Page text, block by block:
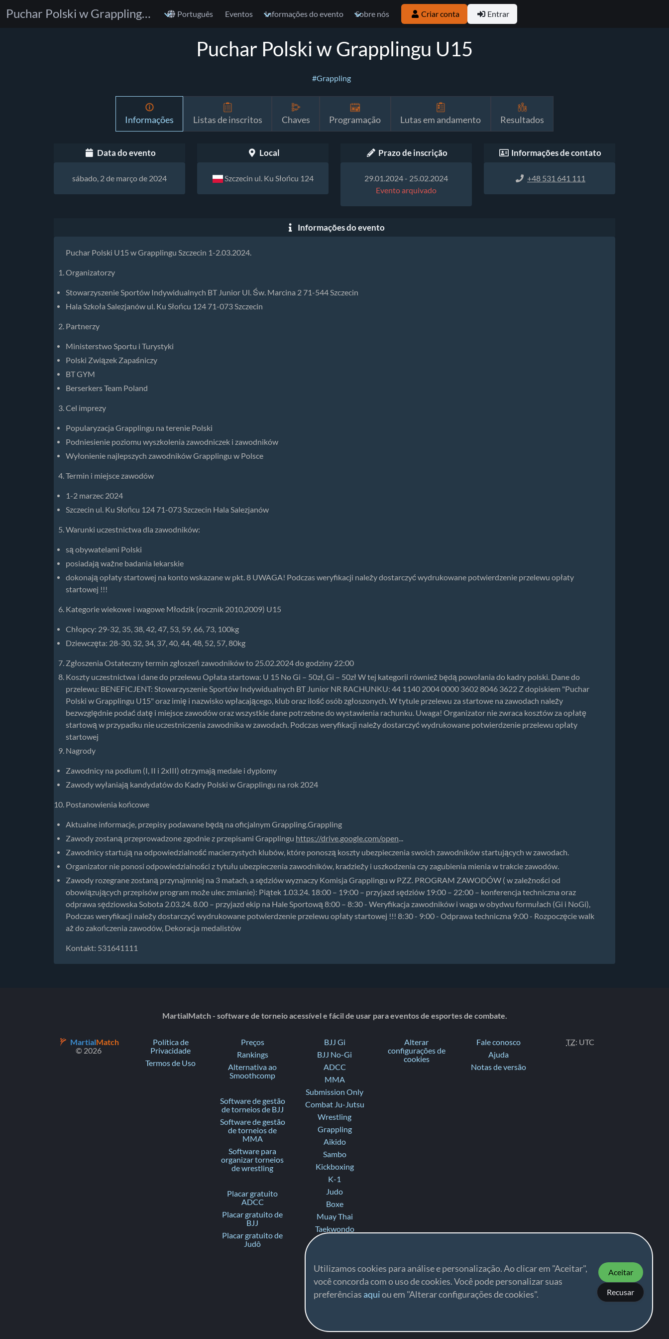
Puchar Polski w Grapplingu U15 Português Eventos Informações do evento Sobre nós Criar conta Entrar
Puchar Polski w Grapplingu U15
#Grappling
Informações Listas de inscritos Chaves Programação Lutas em andamento Resultados
Data do evento
sábado, 2 de março de 2024
Local
Szczecin ul. Ku Słońcu 124
Prazo de inscrição
29.01.2024 - 25.02.2024
Evento arquivado
Informações de contato
+48 531 641 111
Informações do evento
Puchar Polski U15 w Grapplingu Szczecin 1-2.03.2024.
Organizatorzy
Stowarzyszenie Sportów Indywidualnych BT Junior Ul. Św. Marcina 2 71-544 Szczecin
Hala Szkoła Salezjanów ul. Ku Słońcu 124 71-073 Szczecin
Partnerzy
Ministerstwo Sportu i Turystyki
Polski Związek Zapaśniczy
BT GYM
Berserkers Team Poland
Cel imprezy
Popularyzacja Grapplingu na terenie Polski
Podniesienie poziomu wyszkolenia zawodniczek i zawodników
Wyłonienie najlepszych zawodników Grapplingu w Polsce
Termin i miejsce zawodów
1-2 marzec 2024
Szczecin ul. Ku Słońcu 124 71-073 Szczecin Hala Salezjanów
Warunki uczestnictwa dla zawodników:
są obywatelami Polski
posiadają ważne badania lekarskie
dokonają opłaty startowej na konto wskazane w pkt. 8 UWAGA! Podczas weryfikacji należy dostarczyć wydrukowane potwierdzenie przelewu opłaty
startowej !!!
Kategorie wiekowe i wagowe Młodzik (rocznik 2010,2009) U15
Chłopcy: 29-32, 35, 38, 42, 47, 53, 59, 66, 73, 100kg
Dziewczęta: 28-30, 32, 34, 37, 40, 44, 48, 52, 57, 80kg
Zgłoszenia Ostateczny termin zgłoszeń zawodników to 25.02.2024 do godziny 22:00
Koszty uczestnictwa i dane do przelewu Opłata startowa: U 15 No Gi – 50zł, Gi – 50zł W tej kategorii również będą powołania do kadry polski. Dane do
przelewu: BENEFICJENT: Stowarzyszenie Sportów Indywidualnych BT Junior NR RACHUNKU: 44 1140 2004 0000 3602 8046 3622 Z dopiskiem "Puchar
Polski w Grapplingu U15" oraz imię i nazwisko wpłacającego, klub oraz ilość osób zgłoszonych. W tytule przelewu za startowe na zawodach należy
bezwzględnie podać datę i miejsce zawodów oraz wszystkie dane potrzebne do wystawienia rachunku. Uwaga! Organizator nie zwraca kosztów za opłatę
startową w przypadku nie uczestniczenia zawodnika w zawodach. Podczas weryfikacji należy dostarczyć wydrukowane potwierdzenie przelewu opłaty
startowej
Nagrody
Zawodnicy na podium (I, II i 2xIII) otrzymają medale i dyplomy
Zawody wyłaniają kandydatów do Kadry Polski w Grapplingu na rok 2024
Postanowienia końcowe
Aktualne informacje, przepisy podawane będą na oficjalnym Grappling.Grappling
Zawody zostaną przeprowadzone zgodnie z przepisami Grapplingu https://drive.google.com/open...
Zawodnicy startują na odpowiedzialność macierzystych klubów, które ponoszą koszty ubezpieczenia swoich zawodników startujących w zawodach.
Organizator nie ponosi odpowiedzialności z tytułu ubezpieczenia zawodników, kradzieży i uszkodzenia czy zagubienia mienia w trakcie zawodów.
Zawody rozegrane zostaną przynajmniej na 3 matach, a sędziów wyznaczy Komisja Grapplingu w PZZ. PROGRAM ZAWODÓW ( w zależności od
obowiązujących przepisów program może ulec zmianie): Piątek 1.03.24. 18:00 – 19:00 – przyjazd sędziów 19:00 – 22:00 – konferencja techniczna oraz
odprawa sędziowska Sobota 2.03.24. 8.00 – przyjazd ekip na Hale Sportową 8:00 – 8:30 - Weryfikacja zawodników i waga w obydwu formułach (Gi i NoGi),
Podczas weryfikacji należy dostarczyć wydrukowane potwierdzenie przelewu opłaty startowej !!! 8:30 - 9:00 - Odprawa techniczna 9:00 - Rozpoczęcie walk
aż do zakończenia zawodów, Dekoracja medalistów
Kontakt: 531641111
Utilizamos cookies para análise e personalização. Ao clicar em "Aceitar",
você concorda com o uso de cookies. Você pode personalizar suas
preferências aqui ou em "Alterar configurações de cookies".
Aceitar
Recusar
MartialMatch - software de torneio acessível e fácil de usar para eventos de esportes de combate.
MartialMatch
© 2026
Política de
Privacidade
Termos de Uso
Preços
Rankings
Alternativa ao
Smoothcomp
Software de gestão
de torneios de BJJ
Software de gestão
de torneios de
MMA
Software para
organizar torneios
de wrestling
Placar gratuito
ADCC
Placar gratuito de
BJJ
Placar gratuito de
Judô
BJJ Gi
BJJ No-Gi
ADCC
MMA
Submission Only
Combat Ju-Jutsu
Wrestling
Grappling
Aikido
Sambo
Kickboxing
K-1
Judo
Boxe
Muay Thai
Taekwondo
Fighting
Ne-waza Gi
Ne-waza No-Gi
Alterar
configurações de
cookies
Fale conosco
Ajuda
Notas de versão
TZ: UTC